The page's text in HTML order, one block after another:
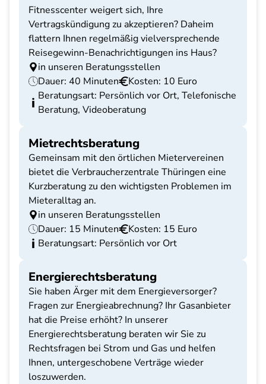
Fitnesscenter weigert sich, Ihre
Vertragskündigung zu akzeptieren? Daheim
flattern Ihnen regelmäßig vielversprechende
Reisegewinn-Benachrichtigungen ins Haus?
in unseren Beratungsstellen
Dauer: 40 Minuten
Kosten: 10 Euro
Beratungsart: Persönlich vor Ort, Telefonische
Beratung, Videoberatung
Mietrechtsberatung
Gemeinsam mit den örtlichen Mietervereinen
bietet die Verbraucherzentrale Thüringen eine
Kurzberatung zu den wichtigsten Problemen im
Mieteralltag an.
in unseren Beratungsstellen
Dauer: 15 Minuten
Kosten: 15 Euro
Beratungsart: Persönlich vor Ort
Energierechtsberatung
Sie haben Ärger mit dem Energieversorger?
Fragen zur Energieabrechnung? Ihr Gasanbieter
hat die Preise erhöht? In unserer
Energierechtsberatung beraten wir Sie zu
Rechtsfragen bei Strom und Gas und helfen
Ihnen, untergeschobene Verträge wieder
loszuwerden.